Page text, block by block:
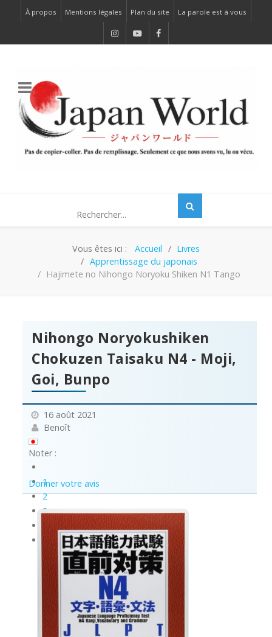
À propos Mentions légales Plan du site La parole est à vous
Vous êtes ici : Accueil
Livres
Apprentissage du japonais
Hajimete no Nihongo Noryoku Shiken N1 Tango
Nihongo Noryokushiken
Chokuzen Taisaku N4 - Moji,
Goi, Bunpo
16 août 2021
Benoît
Noter :
1
2
3
4
Donner votre avis